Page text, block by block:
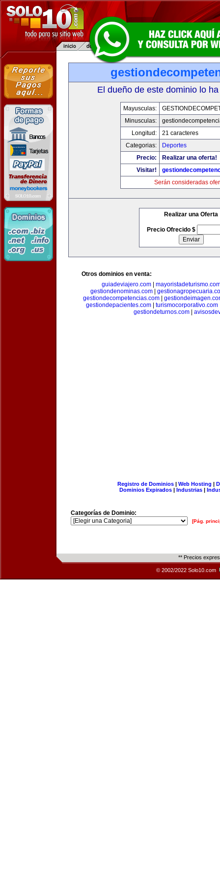
El dueño de este dominio lo
Mayusculas:
Minusculas:
Longitud:
21 caracteres
Categorias:
Deportes
Precio:
Realizar una oferta!
Visitar!
Serán consideradas
Realizar una Oferta
Precio Ofrecido $
Otros dominios en venta:
guiadeviajero.com|
gestiondenominas.com|
gestiondecompetencias.com|
gestiondepacientes.com| turismocorporativo.com
gestiondeturnos.com
Registro de Dominios| Web Hosting |
Dominios Expirados | Industrias |
Categorías de Dominio:
[Pág.
** Precios
© 2002/2022 Solo10.com